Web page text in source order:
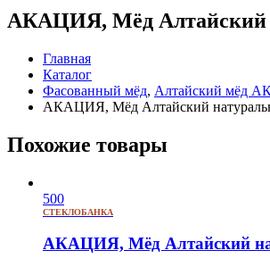
АКАЦИЯ, Мёд Алтайский
Главная
Каталог
Фасованный мёд, Алтайский мёд
АКАЦИЯ, Мёд Алтайский
Похожие товары
500
СТЕКЛОБАНКА
АКАЦИЯ, Мёд Алтайский